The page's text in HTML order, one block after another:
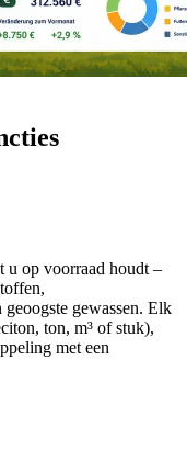
u op voorraad houdt –
geoogste gewassen. Elk
ton, m³ of stuk),
met een